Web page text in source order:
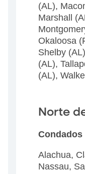
(AL),
Marshall
Okaloosa
Shelby
(AL),
(AL),
Norte
Alachua,
Nassau,